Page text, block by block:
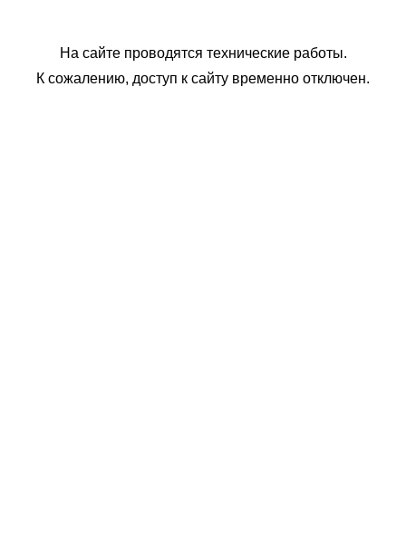
На сайте проводятся технические работы.
К сожалению, доступ к сайту временно отключен.